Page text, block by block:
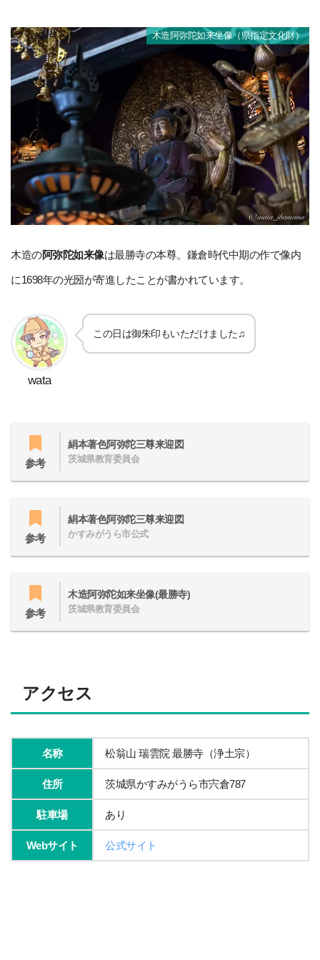
木造阿弥陀如来坐像（県指定文化財）
木造の阿弥陀如来像は最勝寺の本尊。鎌倉時代中期の作で像内
に1698年の光圀が寄進したことが書かれています。
wata
この日は御朱印もいただけました♫
参考
絹本著色阿弥陀三尊来迎図
茨城県教育委員会
参考
絹本著色阿弥陀三尊来迎図
かすみがうら市公式
参考
木造阿弥陀如来坐像(最勝寺)
茨城県教育委員会
アクセス
名称 松翁山 瑞雲院 最勝寺（浄土宗）
住所 茨城県かすみがうら市宍倉787
駐車場 あり
Webサイト 公式サイト